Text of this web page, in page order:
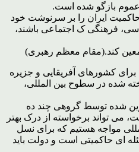
عموم بازگو شده است.
حاکمیت ایران را بر سرنوشت خود
فرهنگی ک اجتماعی باشند،
کند.(مقام معظم رهبری)
برای کشورهای آفریقایی و جزیره
شده در سطوح بین المللی،
که یک طرح بومی تدوین شده توسط گروهی چند ده
تواند برخواسته از درک بهتر
مواجه هستیم که برای نسل
ای حاکمیتی است و دولت باید